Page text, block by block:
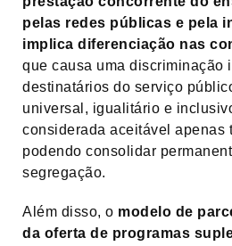
pelas redes públicas e pela
implica diferenciação nas
que causa uma discriminação
destinatários do serviço
universal, igualitário e
considerada aceitável apenas
podendo consolidar
segregação.
Além disso, o modelo de
da oferta de programas